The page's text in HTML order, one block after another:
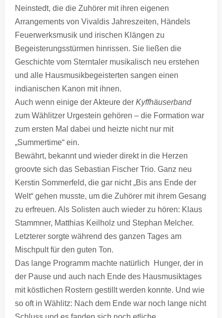
Neinstedt, die die Zuhörer mit ihren eigenen
Arrangements von Vivaldis Jahreszeiten, Händels
Feuerwerksmusik und irischen Klängen zu
Begeisterungsstürmen hinrissen. Sie ließen die
Geschichte vom Sterntaler musikalisch neu erstehen
und alle Hausmusikbegeisterten sangen einen
indianischen Kanon mit ihnen.
Auch wenn einige der Akteure der Kyffhäuserband
zum Wählitzer Urgestein gehören – die Formation war
zum ersten Mal dabei und heizte nicht nur mit
„Summertime“ ein.
Bewährt, bekannt und wieder direkt in die Herzen
groovte sich das Sebastian Fischer Trio. Ganz neu
Kerstin Sommerfeld, die gar nicht „Bis ans Ende der
Welt“ gehen musste, um die Zuhörer mit ihrem Gesang
zu erfreuen. Als Solisten auch wieder zu hören: Klaus
Stammner, Matthias Keilholz und Stephan Melcher.
Letzterer sorgte während des ganzen Tages am
Mischpult für den guten Ton.
Das lange Programm machte natürlich Hunger, der in
der Pause und auch nach Ende des Hausmusiktages
mit köstlichen Rostern gestillt werden konnte. Und wie
so oft in Wählitz: Nach dem Ende war noch lange nicht